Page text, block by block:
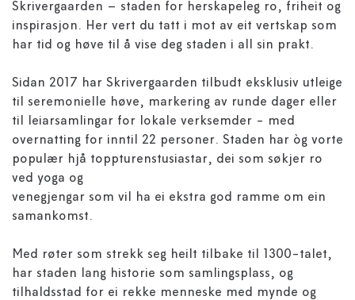
Skrivergaarden – staden for herskapeleg ro, friheit og
inspirasjon. Her vert du tatt i mot av eit vertskap som
har tid og høve til å vise deg staden i all sin prakt.
Sidan 2017 har Skrivergaarden tilbudt eksklusiv utleige
til seremonielle høve, markering av runde dager eller
til leiarsamlingar for lokale verksemder - med
overnatting for inntil 22 personer. Staden har òg vorte
populær hjå toppturenstusiastar, dei som søkjer ro
ved yoga og
venegjengar som vil ha ei ekstra god ramme om ein
samankomst.
Med røter som strekk seg heilt tilbake til 1300-talet,
har staden lang historie som samlingsplass, og
tilhaldsstad for ei rekke menneske med mynde og